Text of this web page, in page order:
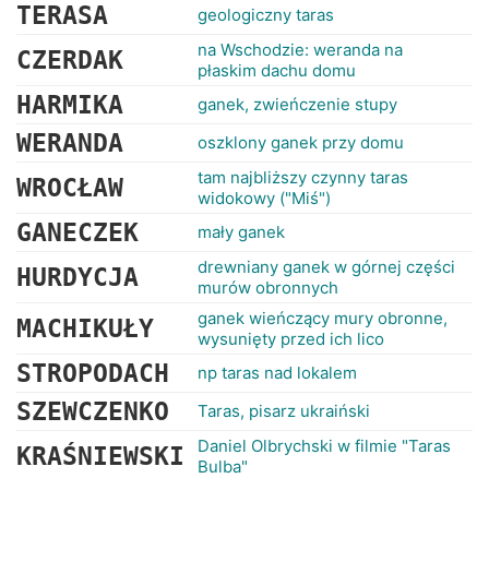
TERASA geologiczny taras
CZERDAK
na Wschodzie: weranda na
płaskim dachu domu
HARMIKA ganek, zwieńczenie stupy
WERANDA oszklony ganek przy domu
WROCŁAW
tam najbliższy czynny taras
widokowy ("Miś")
GANECZEK mały ganek
HURDYCJA
drewniany ganek w górnej części
murów obronnych
MACHIKUŁY
ganek wieńczący mury obronne,
wysunięty przed ich lico
STROPODACH np taras nad lokalem
SZEWCZENKO Taras, pisarz ukraiński
KRAŚNIEWSKI
Daniel Olbrychski w filmie "Taras
Bulba"